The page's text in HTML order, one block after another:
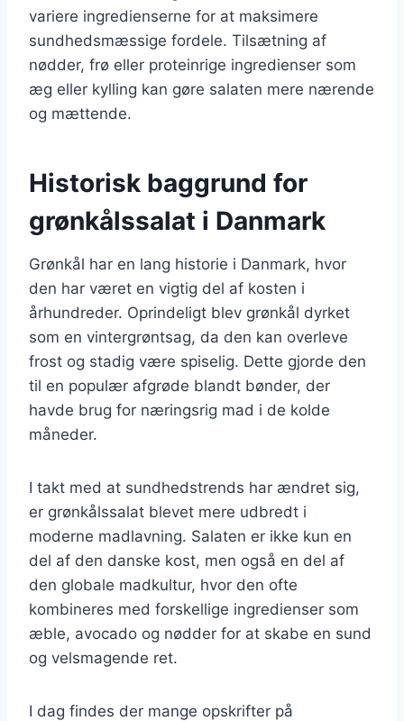
variere ingredienserne for at maksimere
sundhedsmæssige fordele. Tilsætning af
nødder, frø eller proteinrige ingredienser som
æg eller kylling kan gøre salaten mere nærende
og mættende.
Historisk baggrund for
grønkålssalat i Danmark
Grønkål har en lang historie i Danmark, hvor
den har været en vigtig del af kosten i
århundreder. Oprindeligt blev grønkål dyrket
som en vintergrøntsag, da den kan overleve
frost og stadig være spiselig. Dette gjorde den
til en populær afgrøde blandt bønder, der
havde brug for næringsrig mad i de kolde
måneder.
I takt med at sundhedstrends har ændret sig,
er grønkålssalat blevet mere udbredt i
moderne madlavning. Salaten er ikke kun en
del af den danske kost, men også en del af
den globale madkultur, hvor den ofte
kombineres med forskellige ingredienser som
æble, avocado og nødder for at skabe en sund
og velsmagende ret.
I dag findes der mange opskrifter på